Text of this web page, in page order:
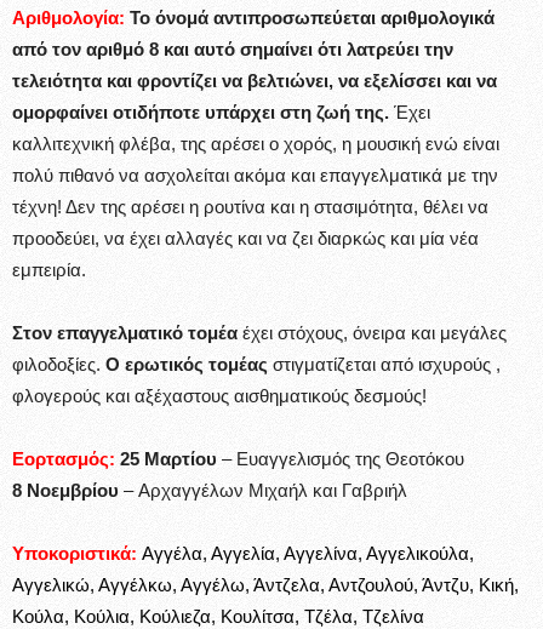
Αριθμολογία: Το όνομά αντιπροσωπεύεται αριθμολογικά
από τον αριθμό 8 και αυτό σημαίνει ότι λατρεύει την
τελειότητα και φροντίζει να βελτιώνει, να εξελίσσει και να
ομορφαίνει οτιδήποτε υπάρχει στη ζωή της. Έχει
καλλιτεχνική φλέβα, της αρέσει ο χορός, η μουσική ενώ είναι
πολύ πιθανό να ασχολείται ακόμα και επαγγελματικά με την
τέχνη! Δεν της αρέσει η ρουτίνα και η στασιμότητα, θέλει να
προοδεύει, να έχει αλλαγές και να ζει διαρκώς και μία νέα
εμπειρία.
Στον επαγγελματικό τομέα έχει στόχους, όνειρα και μεγάλες
φιλοδοξίες. Ο ερωτικός τομέας στιγματίζεται από ισχυρούς ,
φλογερούς και αξέχαστους αισθηματικούς δεσμούς!
Εορτασμός: 25 Μαρτίου – Ευαγγελισμός της Θεοτόκου
8 Νοεμβρίου – Αρχαγγέλων Μιχαήλ και Γαβριήλ
Υποκοριστικά: Αγγέλα, Αγγελία, Αγγελίνα, Αγγελικούλα,
Αγγελικώ, Αγγέλκω, Αγγέλω, Άντζελα, Αντζουλού, Άντζυ, Κική,
Κούλα, Κούλια, Κούλιεζα, Κουλίτσα, Τζέλα, Τζελίνα